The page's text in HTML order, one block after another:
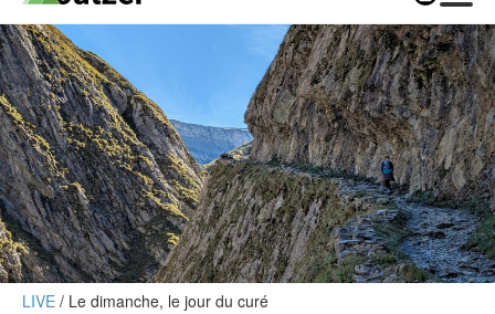
Avis matos
Les avis matos
Tests Privés
Tests Privés
Les Tests Privés
Verdict des testeurs
Actu
LIVE Le dimanche, le jour du curé